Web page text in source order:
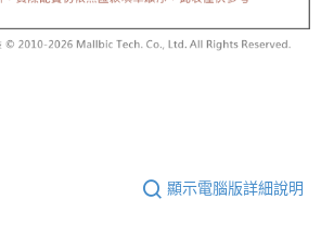
顯示電腦版詳細說明